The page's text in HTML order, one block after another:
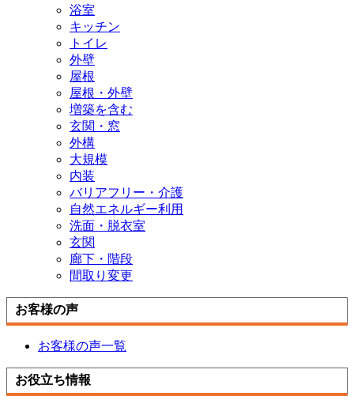
浴室
キッチン
トイレ
外壁
屋根
屋根・外壁
増築を含む
玄関・窓
外構
大規模
内装
バリアフリー・介護
自然エネルギー利用
洗面・脱衣室
玄関
廊下・階段
間取り変更
お客様の声
お客様の声一覧
お役立ち情報